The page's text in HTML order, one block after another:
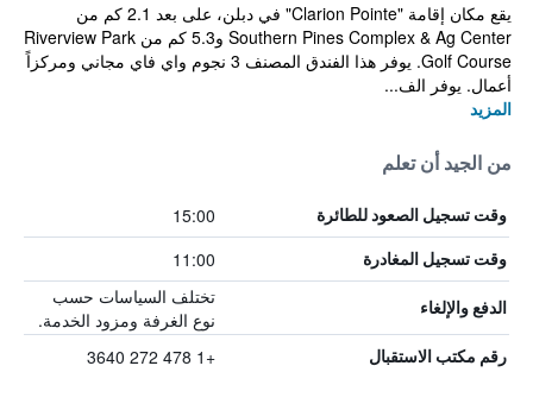
يقع مكان إقامة "Clarion Pointe" في دبلن، على بعد 2.1 كم من
Southern Pines Complex & Ag Center و5.3 كم من Riverview Park
Golf Course. يوفر هذا الفندق المصنف 3 نجوم واي فاي مجاني ومركزاً
أعمال. يوفر الف...
المزيد
من الجيد أن تعلم
وقت تسجيل الصعود للطائرة 15:00
وقت تسجيل المغادرة 11:00
الدفع والإلغاء
تختلف السياسات حسب
نوع الغرفة ومزود الخدمة.
رقم مكتب الاستقبال +1 478 272 3640